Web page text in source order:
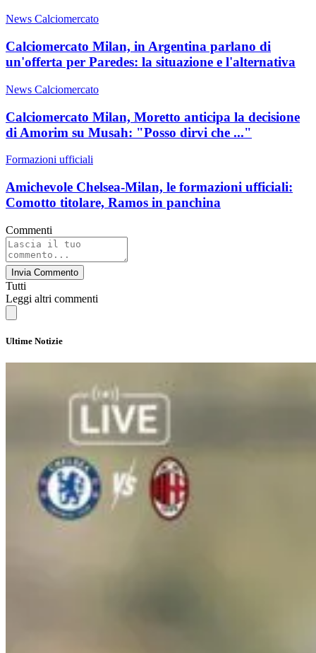
News Calciomercato
Calciomercato Milan, in Argentina parlano di
un'offerta per Paredes: la situazione e l'alternativa
News Calciomercato
Calciomercato Milan, Moretto anticipa la decisione
di Amorim su Musah: "Posso dirvi che ..."
Formazioni ufficiali
Amichevole Chelsea-Milan, le formazioni ufficiali:
Comotto titolare, Ramos in panchina
Commenti
Invia Commento
Tutti
Leggi altri commenti
Ultime Notizie